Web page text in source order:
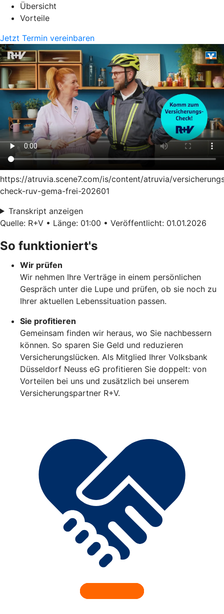
Übersicht
Vorteile
Jetzt Termin vereinbaren
https://atruvia.scene7.com/is/content/atruvia/
check-ruv-gema-frei-202601
Transkript anzeigen
Quelle: R+V • Länge: 01:00 • Veröffentlicht: 01.01.2026
So funktioniert's
Wir prüfen
Wir nehmen Ihre Verträge in einem persönlichen
Gespräch unter die Lupe und prüfen, ob sie noch zu
Ihrer aktuellen Lebenssituation passen.
Sie profitieren
Gemeinsam finden wir heraus, wo Sie nachbessern
können. So sparen Sie Geld und reduzieren
Versicherungslücken. Als Mitglied Ihrer Volksbank
Düsseldorf Neuss eG profitieren Sie doppelt: von
Vorteilen bei uns und zusätzlich bei unserem
Versicherungspartner R+V.